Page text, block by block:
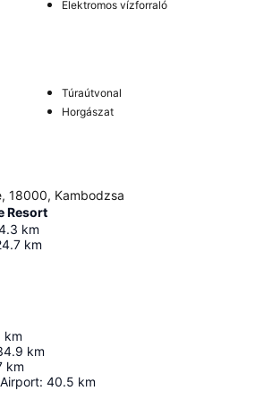
Elektromos vízforraló
Túraútvonal
Horgászat
18000, Kambodzsa
Resort
km
km
km
km
km
: 40.5 km